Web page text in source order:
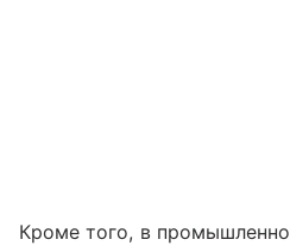
Кроме того, в